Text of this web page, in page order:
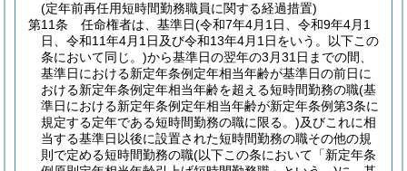
(定年前再任用短時間勤務職員に関する経過措置)
第11条
任命権者は、基準日(令和7年4月1日、令和9年4月1
日、令和11年4月1日及び令和13年4月1日をいう。以下この
条において同じ。)から基準日の翌年の3月31日までの間、
基準日における新定年条例定年相当年齢が基準日の前日に
おける新定年条例定年相当年齢を超える短時間勤務の職(基
準日における新定年条例定年相当年齢が新定年条例第3条に
規定する定年である短時間勤務の職に限る。)及びこれに相
当する基準日以後に設置された短時間勤務の職その他の規
則で定める短時間勤務の職(以下この条において「新定年条